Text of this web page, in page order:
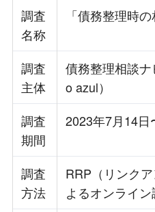
調査
名称
「債務整理時
調査
主体
債務整理相談
o azul）
調査
期間
2023年7月14日
調査
方法
RRP（リンク
よるオンライン